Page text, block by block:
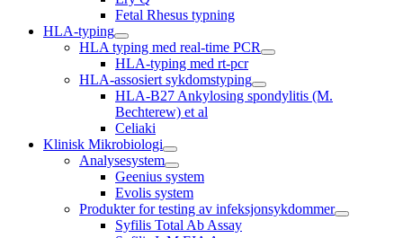
Fetal Rhesus typning
HLA-typing
HLA typing med real-time PCR
HLA-typing med rt-pcr
HLA-assosiert sykdomstyping
HLA-B27 Ankylosing spondylitis (M.
Bechterew) et al
Celiaki
Klinisk Mikrobiologi
Analysesystem
Geenius system
Evolis system
Produkter for testing av infeksjonsykdommer
Syfilis Total Ab Assay